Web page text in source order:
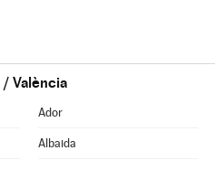
València
Ador
Albaida